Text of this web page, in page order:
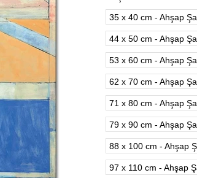
35 x 40 cm - Ahşap
44 x 50 cm - Ahşap
53 x 60 cm - Ahşap
62 x 70 cm - Ahşap
71 x 80 cm - Ahşap
79 x 90 cm - Ahşap
88 x 100 cm - Ahşap
97 x 110 cm - Ahşap